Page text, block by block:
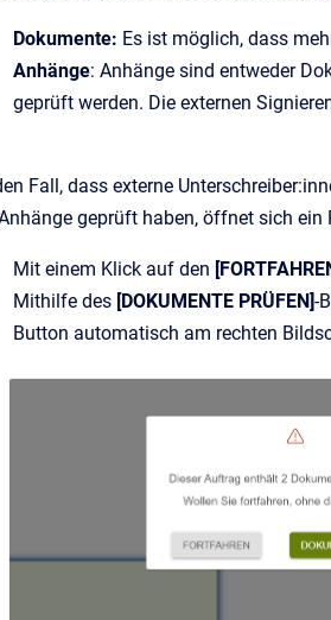
Dokumente: Es ist möglich, dass
Anhänge: Anhänge sind entweder
geprüft werden. Die externen
Fall, dass externe
geprüft haben, öffnet sich ein
Mit einem Klick auf den
Mithilfe des [DOKUMENTE PRÜFEN]-
Button automatisch am rechten